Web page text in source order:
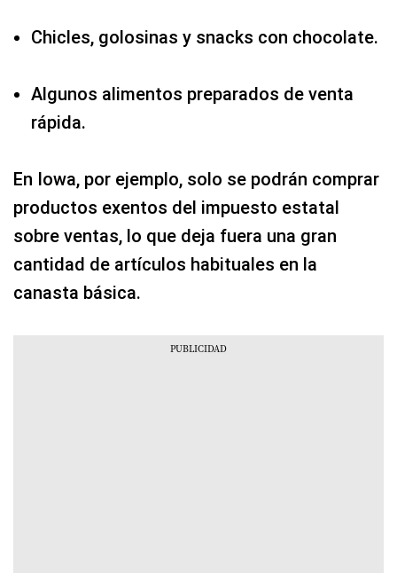
Chicles, golosinas y snacks con chocolate.
Algunos alimentos preparados de venta
rápida.
En Iowa, por ejemplo, solo se podrán comprar
productos exentos del impuesto estatal
sobre ventas, lo que deja fuera una gran
cantidad de artículos habituales en la
canasta básica.